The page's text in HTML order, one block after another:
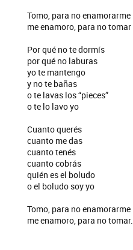
Tomo, para no enamorarme
me enamoro, para no tomar
Por qué no te dormís
por qué no laburas
yo te mantengo
y no te bañas
o te lavas los “pieces”
o te lo lavo yo
Cuanto querés
cuanto me das
cuanto tenés
cuanto cobrás
quién es el boludo
o el boludo soy yo
Tomo, para no enamorarme
me enamoro, para no tomar.